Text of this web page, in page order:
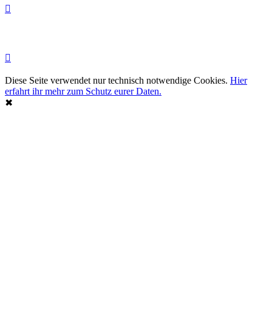
Diese Seite verwendet nur technisch notwendige Cookies. Hier
erfahrt ihr mehr zum Schutz eurer Daten.
✖